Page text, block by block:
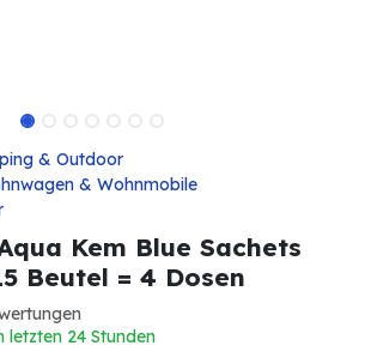
& Outdoor
& Wohnmobile
Kem Blue Sachets
Beutel = 4 Dosen
letzten 24 Stunden